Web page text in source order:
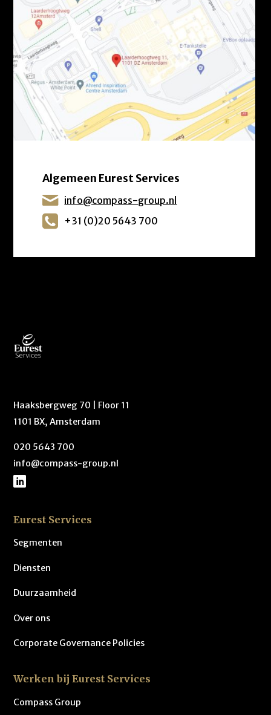
Algemeen Eurest Services
info@compass-group.nl
+31 (0)20 5643 700
Haaksbergweg 70 | Floor 11
1101 BX, Amsterdam
020 5643 700
info@compass-group.nl
Eurest Services
Segmenten
Diensten
Duurzaamheid
Over ons
Corporate Governance Policies
Werken bij Eurest Services
Compass Group